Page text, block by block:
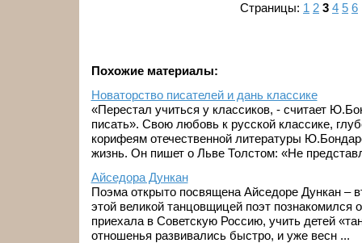
Страницы: 1 2 3 4 5 6
Похожие материалы:
Новаторство писателей и дань классике
«Перестал учиться у классиков, - считает
писать». Свою любовь к русской классике,
корифеям отечественной литературы
жизнь. Он пишет о Льве Толстом: «Не
Айседора Дункан
Поэма открыто посвящена Айседоре Дункан –
этой великой танцовщицей поэт познакомился
приехала в Советскую Россию, учить детей
отношенья развивались быстро, и уже весн ...